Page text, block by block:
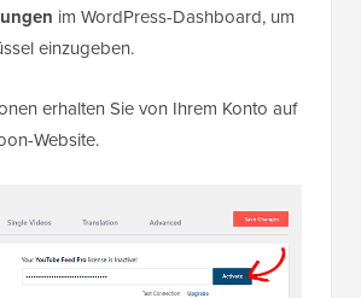
im WordPress-Dashboard, um
einzugeben.
erhalten Sie von Ihrem Konto auf
Website.